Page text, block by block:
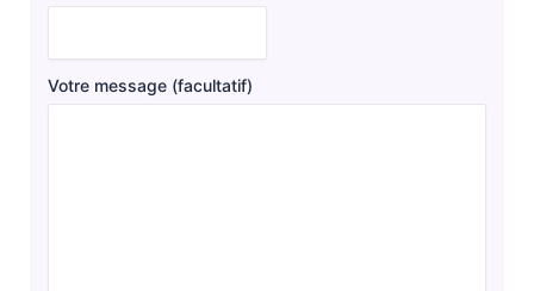
Votre message (facultatif)